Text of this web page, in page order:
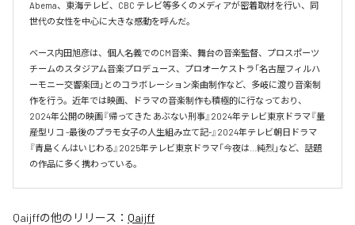
Abema、東海テレビ、CBC テレビ等多くのメディアが密着取材を行い、同
世代の女性を中心に大きな感動を呼んだ。
ベース内田旭彦は、個人名義でのCM音楽、舞台の音楽監督、プロスポーツ
チームのスタジアム音楽プロデュース、プロオーケストラ「名古屋フィルハ
ーモニー交響楽団」とのコラボレーション楽曲制作など、多岐に渡り音楽制
作を行う。近年では映画、ドラマの音楽制作も積極的に行なっており、
2024年公開の映画『帰ってきた あぶない刑事』2024年テレビ東京ドラマ『量
産型リコ -最後のプラモ女子の人生組み立て記-』2024年テレビ朝日ドラマ
『青島くんはいじわる』2025年テレビ東京ドラマ「今夜は…純烈」など、話題
の作品に多く携わっている。
Qaijffの他のリリース： Qaijff